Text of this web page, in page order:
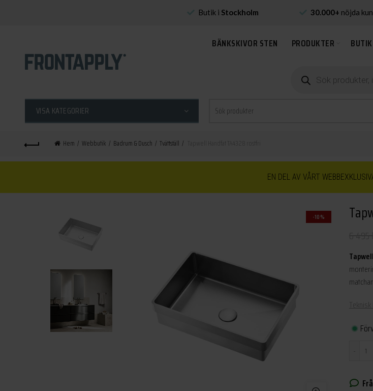
BÄNKSKIVOR STEN PRODUKTER
VISA KATEGORIER
efter:
Hem Webbutik Badrum & Dusch Tvättställ
EN DEL AV VÅRT
-10%
Butik i Stockholm 30.000+ nöjda